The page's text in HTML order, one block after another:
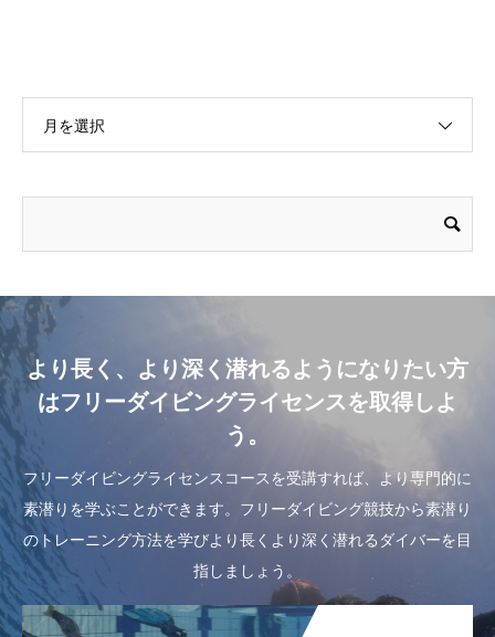
月を選択
より長く、より深く潜れるようになりたい方
はフリーダイビングライセンスを取得しよ
う。
フリーダイビングライセンスコースを受講すれば、より専門的に
素潜りを学ぶことができます。フリーダイビング競技から素潜り
のトレーニング方法を学びより長くより深く潜れるダイバーを目
指しましょう。